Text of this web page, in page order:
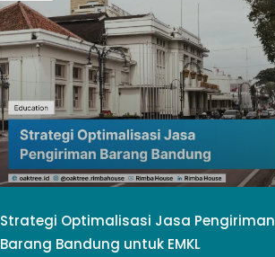
Strategi Optimalisasi Jasa Pengiriman
Barang Bandung untuk EMKL